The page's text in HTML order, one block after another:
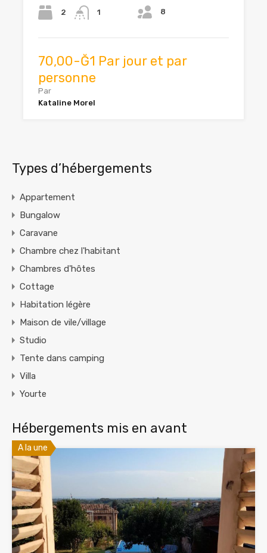
2 1 8
70,00-Ğ1 Par jour et par
personne
Par
Kataline Morel
Types d’hébergements
Appartement
Bungalow
Caravane
Chambre chez l'habitant
Chambres d'hôtes
Cottage
Habitation légère
Maison de vile/village
Studio
Tente dans camping
Villa
Yourte
Hébergements mis en avant
A la une